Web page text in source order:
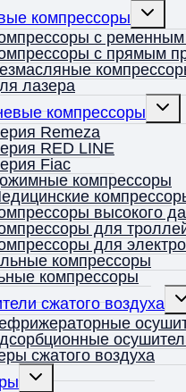
компрессоры
меню
с
с прямым
лазера
компрессоры
Remeza
RED LINE
Fiac
компрессоры
высокого
для
для
компрессоры
компрессоры
сжатого воздуха
сжатого воздуха
Переключить
дочернее